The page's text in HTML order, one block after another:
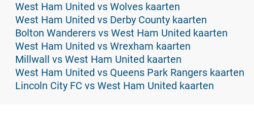
West Ham United vs Wolves kaarten
West Ham United vs Derby County kaarten
Bolton Wanderers vs West Ham United kaarten
West Ham United vs Wrexham kaarten
Millwall vs West Ham United kaarten
West Ham United vs Queens Park Rangers kaarten
Lincoln City FC vs West Ham United kaarten